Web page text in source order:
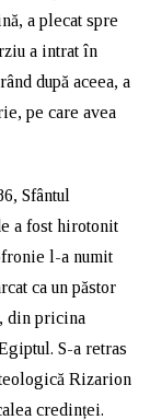
a plecat spre
a intrat în
după aceea, a
pe care avea
Sfântul
a fost hirotonit
l-a numit
ca un păstor
din pricina
S-a retras
Rizarion
credinței.